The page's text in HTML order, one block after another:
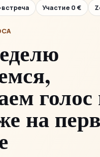
Участие 0 €
голос
на